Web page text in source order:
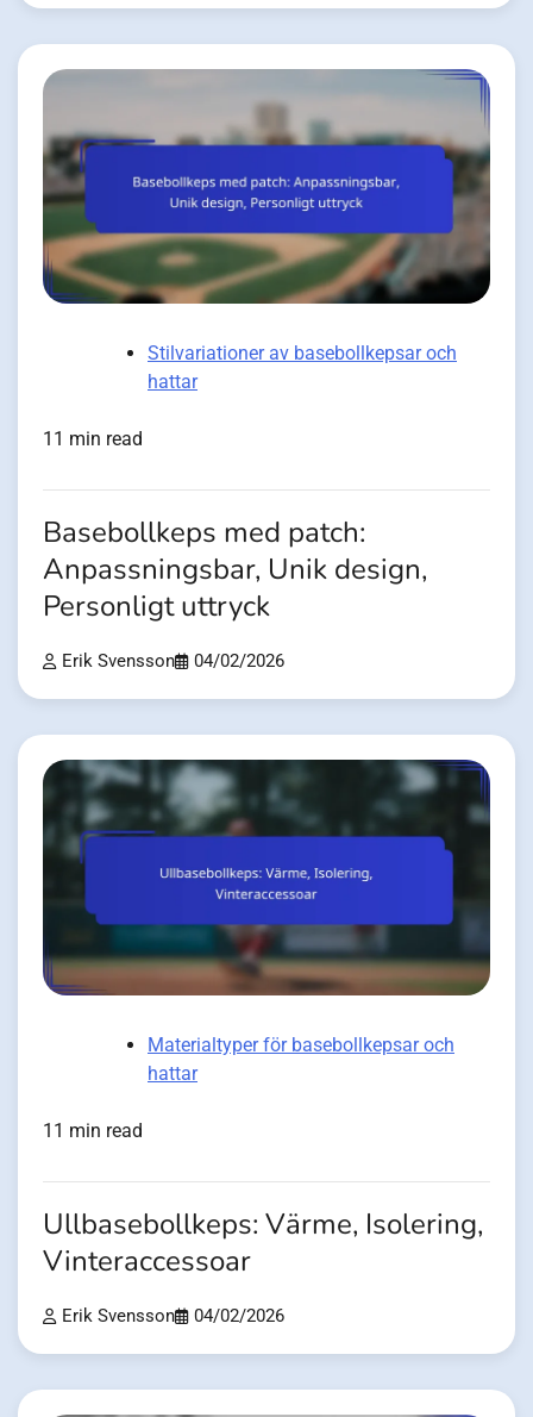
Stilvariationer av basebollkepsar och
hattar
11 min read
Basebollkeps med patch:
Anpassningsbar, Unik design,
Personligt uttryck
Erik Svensson 04/02/2026
Materialtyper för basebollkepsar och
hattar
11 min read
Ullbasebollkeps: Värme, Isolering,
Vinteraccessoar
Erik Svensson 04/02/2026